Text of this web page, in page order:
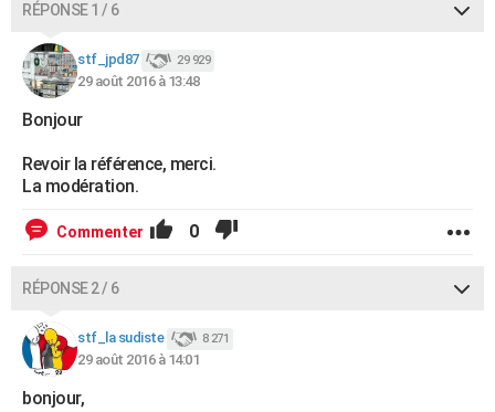
S'inscrire
Se connecter
Lycées
Collèges
Primaires
Universités
Entreprises
Service militaire
Avis de recherche
AVIS DE DÉCÈS
FORUM
Bricolage
Lifestyle
Culture
Sport
Auto
Television
Voyage
Cinema
RÉPONSE 1 / 6
stf_jpd87 29 929
29 août 2016 à 13:48
Bonjour
Revoir la référence, merci.
La modération.
Commenter 0
RÉPONSE 2 / 6
stf_la sudiste 8 271
29 août 2016 à 14:01
bonjour,